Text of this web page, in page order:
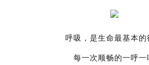
呼吸，是生命最基本的
每一次顺畅的一呼一